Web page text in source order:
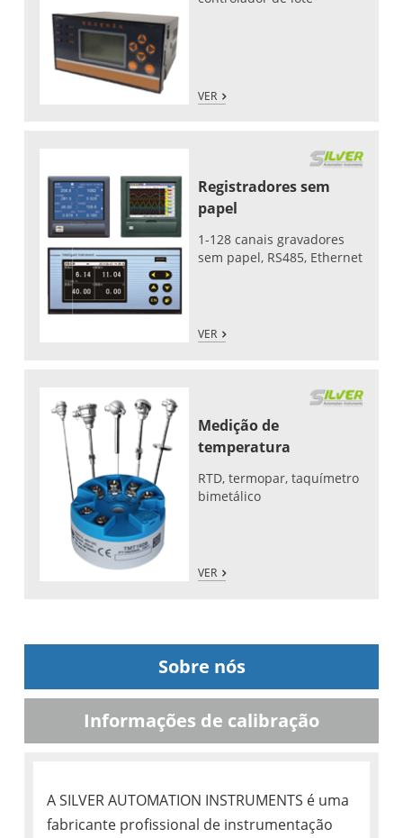
VER
Registradores sem
papel
1-128 canais gravadores
sem papel, RS485, Ethernet
VER
Medição de
temperatura
RTD, termopar, taquímetro
bimetálico
VER
Sobre nós
Informações de calibração
A SILVER AUTOMATION INSTRUMENTS é uma
fabricante profissional de instrumentação